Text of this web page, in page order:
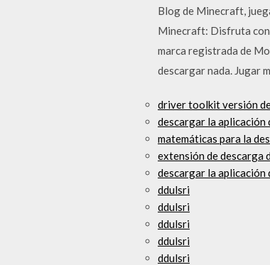
Blog de Minecraft,
Minecraft: Disfruta
marca registrada de
descargar nada. Jugar
driver toolkit versión
descargar la
matemáticas para la
extensión de descarga
descargar la
ddulsri
ddulsri
ddulsri
ddulsri
ddulsri